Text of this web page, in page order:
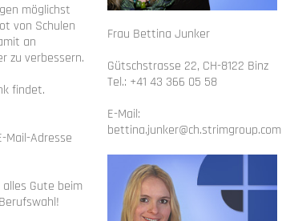
möglichst
von Schulen
an
zu verbessern.
findet.
Mail-Adresse
Gute beim
Frau Bettina Junker
Gütschstrasse 22, CH-8122 Binz
Tel.: +41 43 366 05 58
E-Mail:
bettina.junker@ch.strimgroup.com